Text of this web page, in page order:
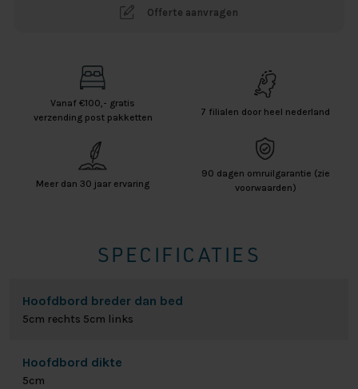
Offerte aanvragen
Vanaf €100,- gratis
verzending post pakketten
7 filialen door heel nederland
Meer dan 30 jaar ervaring
90 dagen omruilgarantie (zie
voorwaarden)
SPECIFICATIES
Hoofdbord breder dan bed
5cm rechts 5cm links
Hoofdbord dikte
5cm